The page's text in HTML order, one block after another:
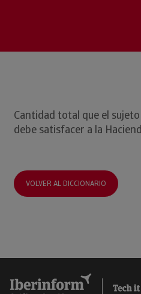
Cantidad total que el
debe satisfacer a la
VOLVER AL DICCIONARIO